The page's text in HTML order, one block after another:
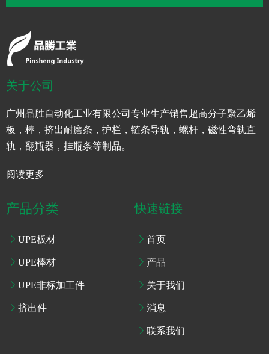
关于公司
广州品胜自动化工业有限公司专业生产销售超高分子聚乙烯
板，棒，挤出耐磨条，护栏，链条导轨，螺杆，磁性弯轨直
轨，翻瓶器，挂瓶条等制品。
阅读更多
产品分类
UPE板材
UPE棒材
UPE非标加工件
挤出件
快速链接
首页
产品
关于我们
消息
联系我们